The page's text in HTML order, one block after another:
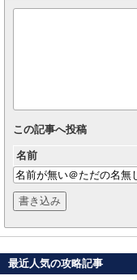
この記事へ投稿
名前
最近人気の攻略記事